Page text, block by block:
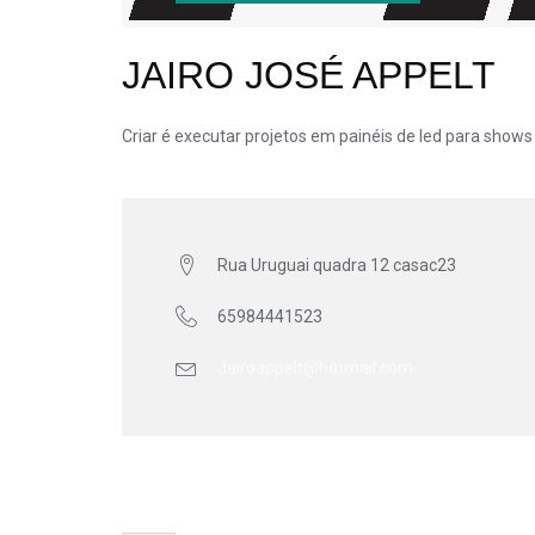
JAIRO JOSÉ APPELT
Criar é executar projetos em painéis de led para
Rua Uruguai quadra 12 casac23
65984441523